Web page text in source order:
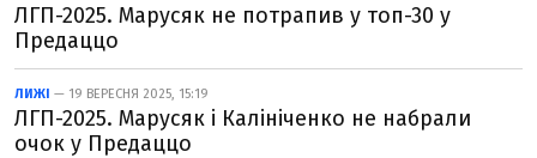
ЛГП-2025. Марусяк не потрапив у топ-30 у
Предаццо
ЛИЖІ — 19 ВЕРЕСНЯ 2025, 15:19
ЛГП-2025. Марусяк і Калініченко не набрали
очок у Предаццо